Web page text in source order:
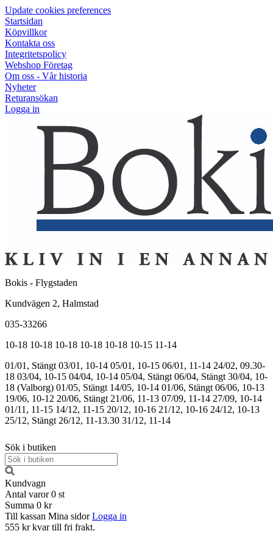
Update cookies preferences
Startsidan
Köpvillkor
Kontakta oss
Integritetspolicy
Webshop Företag
Om oss - Vår historia
Nyheter
Returansökan
Logga in
Bokis - Flygstaden
Kundvägen 2, Halmstad
035-33266
10-18 10-18 10-18 10-18 10-18 10-15 11-14
01/01, Stängt 03/01, 10-14 05/01, 10-15 06/01, 11-14 24/02, 09.30-
18 03/04, 10-15 04/04, 10-14 05/04, Stängt 06/04, Stängt 30/04, 10-
18 (Valborg) 01/05, Stängt 14/05, 10-14 01/06, Stängt 06/06, 10-13
19/06, 10-12 20/06, Stängt 21/06, 11-13 07/09, 11-14 27/09, 10-14
01/11, 11-15 14/12, 11-15 20/12, 10-16 21/12, 10-16 24/12, 10-13
25/12, Stängt 26/12, 11-13.30 31/12, 11-14
Sök i butiken
Kundvagn
Antal varor 0 st
Summa 0 kr
Till kassan Mina sidor Logga in
555 kr kvar till fri frakt.